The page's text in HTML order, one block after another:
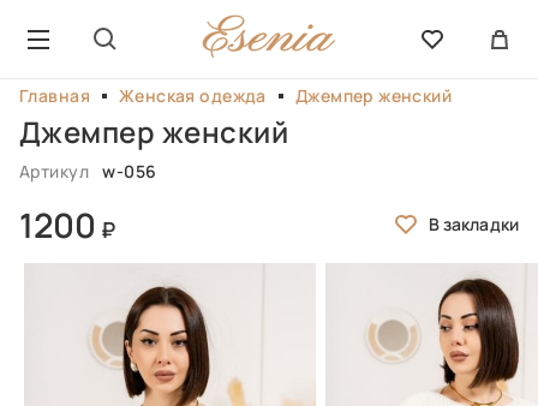
Главная Женская одежда Джемпер женский
Джемпер женский
Артикул w-056
1200